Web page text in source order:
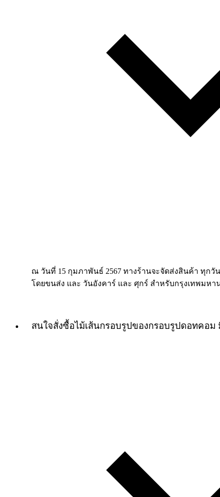
ณ วันที่ 15 กุมภาพันธ์ 2567 ทางร้านจะจัดส่งสินค้า ทุกวั
โดยขนส่ง และ วันอังคาร์ และ ศุกร์ สำหรับกรุงเทพมห
สนใจสั่งซื้อไม้เส้นกรอบรูปของกรอบรูปดอทคอ